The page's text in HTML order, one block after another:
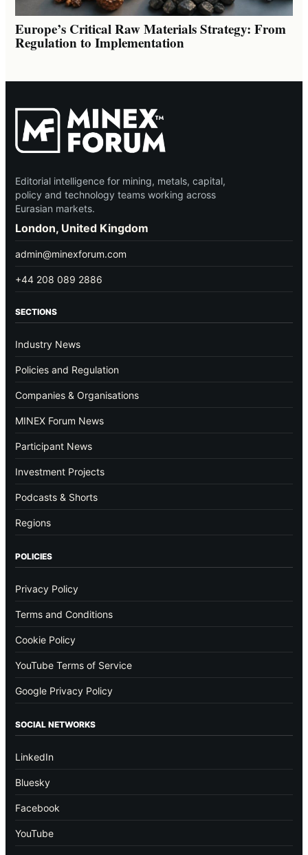
Europe’s Critical Raw Materials Strategy: From
Regulation to Implementation
Editorial intelligence for mining, metals, capital,
policy and technology teams working across
Eurasian markets.
London, United Kingdom
admin@minexforum.com
+44 208 089 2886
SECTIONS
Industry News
Policies and Regulation
Companies & Organisations
MINEX Forum News
Participant News
Investment Projects
Podcasts & Shorts
Regions
POLICIES
Privacy Policy
Terms and Conditions
Cookie Policy
YouTube Terms of Service
Google Privacy Policy
SOCIAL NETWORKS
LinkedIn
Bluesky
Facebook
YouTube